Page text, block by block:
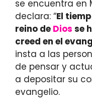
se encuentra en
declara: “El
reino de Dios se
creed en el
insta a las
de pensar y
a depositar su
evangelio.